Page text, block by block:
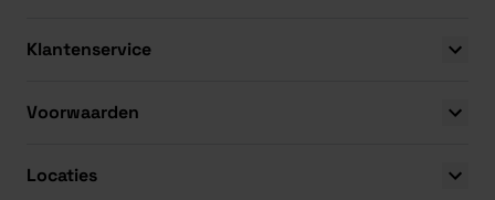
Klantenservice
Voorwaarden
Locaties